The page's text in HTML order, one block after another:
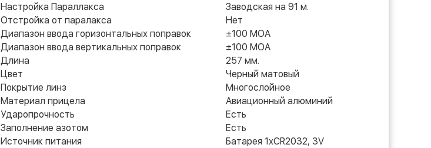
Настройка Параллакса
Заводская на 91 м.
Отстройка от паралакса
Нет
Диапазон ввода горизонтальных поправок
±100 МОА
Диапазон ввода вертикальных поправок
±100 МОА
Длина
257 мм.
Цвет
Черный матовый
Покрытие линз
Многослойное
Материал прицела
Авиационный алюминий
Ударопрочность
Есть
Заполнение азотом
Есть
Источник питания
Батарея 1хCR2032, 3V